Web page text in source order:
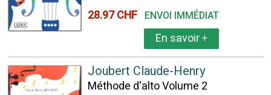
28.97 CHF ENVOI IMMÉDIAT
En savoir+
Joubert Claude-Henry
Méthode d'alto Volume 2